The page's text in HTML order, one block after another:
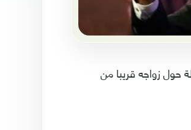
حول زواجه قريبا من